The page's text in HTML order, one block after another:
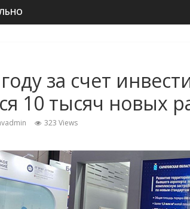
за счет
10 тысяч новых
323 Views